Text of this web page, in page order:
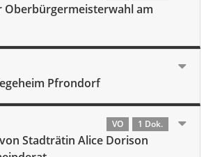
Oberbürgermeisterwahl am
Pfrondorf
VO 1 Dok.
Stadträtin Alice Dorison